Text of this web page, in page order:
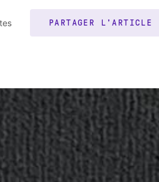
PARTAGER L'ARTICLE